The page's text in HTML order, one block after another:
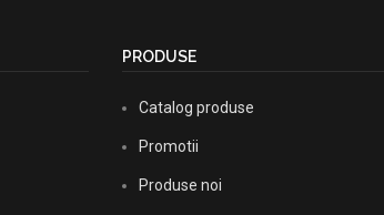
PRODUSE
Catalog produse
Promotii
Produse noi